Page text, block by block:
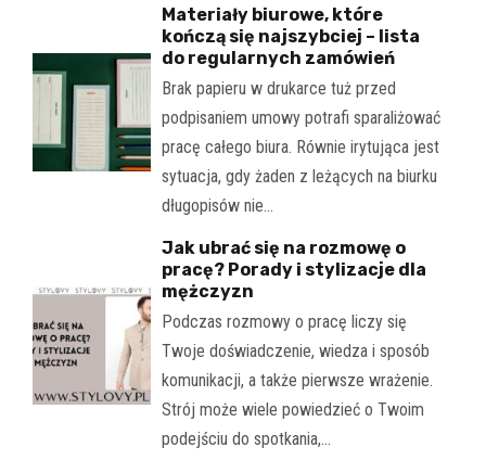
Materiały biurowe, które
kończą się najszybciej – lista
do regularnych zamówień
Brak papieru w drukarce tuż przed
podpisaniem umowy potrafi sparaliżować
pracę całego biura. Równie irytująca jest
sytuacja, gdy żaden z leżących na biurku
długopisów nie…
Jak ubrać się na rozmowę o
pracę? Porady i stylizacje dla
mężczyzn
Podczas rozmowy o pracę liczy się
Twoje doświadczenie, wiedza i sposób
komunikacji, a także pierwsze wrażenie.
Strój może wiele powiedzieć o Twoim
podejściu do spotkania,…